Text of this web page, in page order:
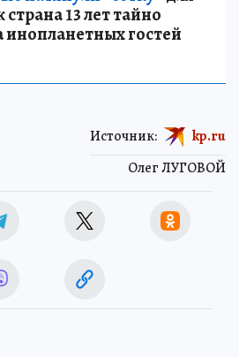
13 лет тайно
инопланетных гостей
Олег ЛУГОВОЙ
Источник: kp.ru